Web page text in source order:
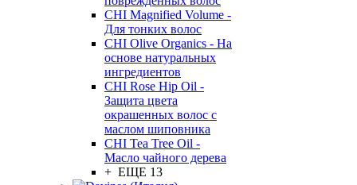
CHI Magnified Volume -
Для тонких волос
CHI Olive Organics - На
основе натуральных
ингредиентов
CHI Rose Hip Oil -
Защита цвета
окрашенных волос с
маслом шиповника
CHI Tea Tree Oil -
Масло чайного дерева
+ ЕЩЕ 13